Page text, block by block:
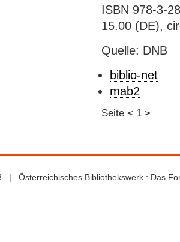
ISBN 978-3-
15.00 (DE),
Quelle: DNB
biblio-net
mab2
Seite < 1 >
| Österreichisches Bibliothekswerk : Das